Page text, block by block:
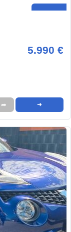
5.990 €
➦ ➜